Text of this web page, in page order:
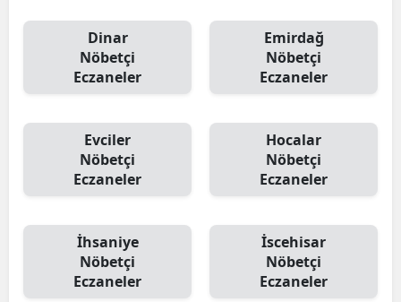
Dinar
Nöbetçi
Eczaneler
Emirdağ
Nöbetçi
Eczaneler
Evciler
Nöbetçi
Eczaneler
Hocalar
Nöbetçi
Eczaneler
İhsaniye
Nöbetçi
Eczaneler
İscehisar
Nöbetçi
Eczaneler